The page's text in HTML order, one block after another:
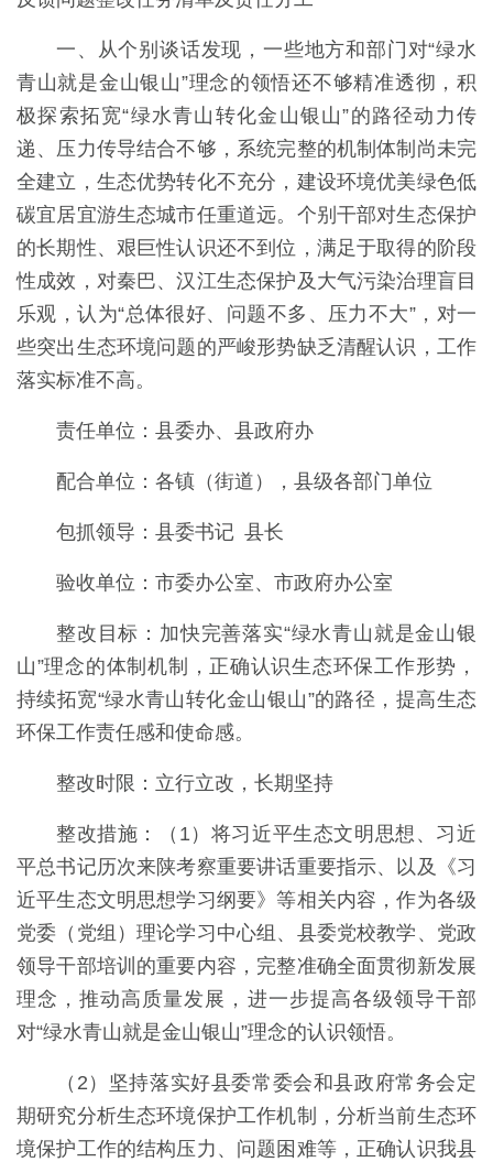
一、从个别谈话发现，一些地方和部门对“绿水
青山就是金山银山”理念的领悟还不够精准透彻，积
极探索拓宽“绿水青山转化金山银山”的路径动力传
递、压力传导结合不够，系统完整的机制体制尚未完
全建立，生态优势转化不充分，建设环境优美绿色低
碳宜居宜游生态城市任重道远。个别干部对生态保护
的长期性、艰巨性认识还不到位，满足于取得的阶段
性成效，对秦巴、汉江生态保护及大气污染治理盲目
乐观，认为“总体很好、问题不多、压力不大”，对一
些突出生态环境问题的严峻形势缺乏清醒认识，工作
落实标准不高。
责任单位：县委办、县政府办
配合单位：各镇（街道），县级各部门单位
包抓领导：县委书记 县长
验收单位：市委办公室、市政府办公室
整改目标：加快完善落实“绿水青山就是金山银
山”理念的体制机制，正确认识生态环保工作形势，
持续拓宽“绿水青山转化金山银山”的路径，提高生态
环保工作责任感和使命感。
整改时限：立行立改，长期坚持
整改措施：（1）将习近平生态文明思想、习近
平总书记历次来陕考察重要讲话重要指示、以及《习
近平生态文明思想学习纲要》等相关内容，作为各级
党委（党组）理论学习中心组、县委党校教学、党政
领导干部培训的重要内容，完整准确全面贯彻新发展
理念，推动高质量发展，进一步提高各级领导干部
对“绿水青山就是金山银山”理念的认识领悟。
（2）坚持落实好县委常委会和县政府常务会定
期研究分析生态环境保护工作机制，分析当前生态环
境保护工作的结构压力、问题困难等，正确认识我县